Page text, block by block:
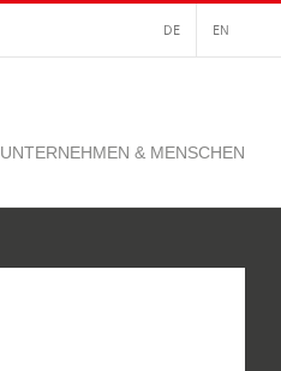
DE EN
UNTERNEHMEN & MENSCHEN